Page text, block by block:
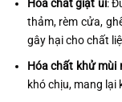
Hóa chất giặt ủi:
thảm, rèm cửa,
gây hại cho chất
Hóa chất khử mùi
khó chịu, mang lại